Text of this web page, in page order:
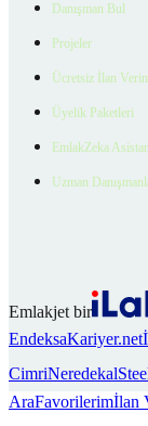
Danışman Bul
Projeler
Ücretsiz İlan Verin
Üyelik Paketleri
EmlakZeka
Uzman
Emlakjet bir
EndeksaKariyer.net
CimriNeredekal
AraFavorilerimİlan